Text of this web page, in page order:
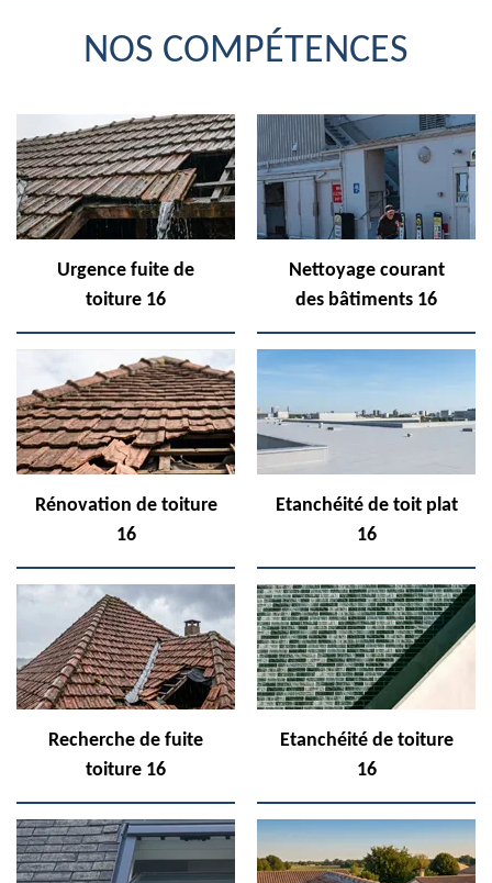
NOS COMPÉTENCES
Urgence fuite de
toiture 16
Nettoyage courant
des bâtiments 16
Rénovation de toiture
16
Etanchéité de toit plat
16
Recherche de fuite
toiture 16
Etanchéité de toiture
16